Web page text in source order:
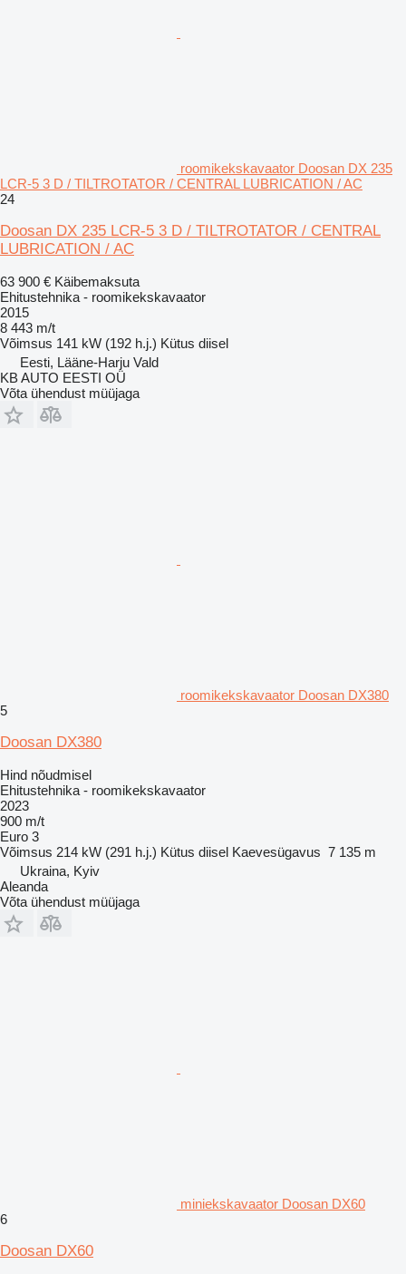
roomikekskavaator Doosan DX 235
LCR-5 3 D / TILTROTATOR / CENTRAL LUBRICATION / AC
24
Doosan DX 235 LCR-5 3 D / TILTROTATOR / CENTRAL
LUBRICATION / AC
63 900 € Käibemaksuta
Ehitustehnika - roomikekskavaator
2015
8 443 m/t
Võimsus 141 kW (192 h.j.) Kütus diisel
Eesti, Lääne-Harju Vald
KB AUTO EESTI OÜ
Võta ühendust müüjaga
roomikekskavaator Doosan DX380
5
Doosan DX380
Hind nõudmisel
Ehitustehnika - roomikekskavaator
2023
900 m/t
Euro 3
Võimsus 214 kW (291 h.j.) Kütus diisel Kaevesügavus 7 135 m
Ukraina, Kyiv
Aleanda
Võta ühendust müüjaga
miniekskavaator Doosan DX60
6
Doosan DX60